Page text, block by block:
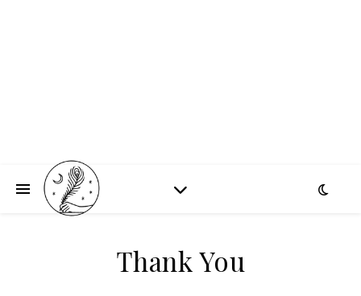
Thank You